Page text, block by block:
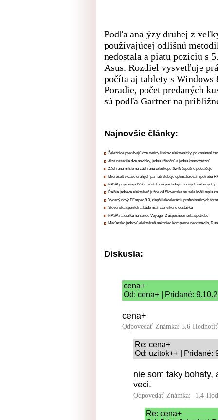
Podľa analýzy druhej z
používajúcej odlišnú
nedostala a piatu pozíciu s
Asus. Rozdiel vysvetľuje
počíta aj tablety s Windows
Poradie, počet predaných
sú podľa Gartner na
Najnovšie články:
Železnice predávajú dve tretiny lístkov elektronicky, po donútení
Alza nasadila dve novinky, jednu užitočnú a jednu kontroverznú
Záchrana misie na záchranu teleskopu Swift úspešne pokračuje
Microsoft v čase drahých pamätí sľubuje optimalizovať spotrebu
NASA pripravuje ISS na inštaláciu posledných nových solárnych
Ďalšia jadrová elektráreň južne od Slovenska musela kvôli teplu
Vydaný nový FFmpeg 9.0, zlepšil akceleráciu profesionálnych
Slovenská sporiteľňa bude mať cez víkend odstávku
NASA na diaľku na sonde Voyager 2 úspešne znížila spotrebu
Maďarsko jadrovú elektráreň nakoniec kompletne neodstavilo,
Diskusia:
cena+
Od: cena+ | Pridané:
cena+
Odpovedať Známka: 5.6
Re: cena+
Od: uzitok++ | Pridané:
nie som taky bohaty,
veci.
Odpovedať Známka: -1.4
Re: cena+